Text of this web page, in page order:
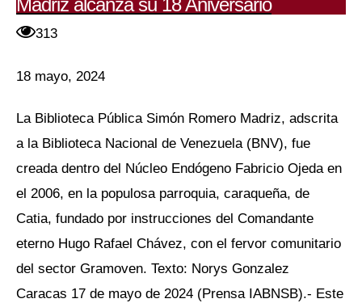
Madriz alcanza su 18 Aniversario
313
18 mayo, 2024
La Biblioteca Pública Simón Romero Madriz, adscrita
a la Biblioteca Nacional de Venezuela (BNV), fue
creada dentro del Núcleo Endógeno Fabricio Ojeda en
el 2006, en la populosa parroquia, caraqueña, de
Catia, fundado por instrucciones del Comandante
eterno Hugo Rafael Chávez, con el fervor comunitario
del sector Gramoven. Texto: Norys Gonzalez
Caracas 17 de mayo de 2024 (Prensa IABNSB).- Este